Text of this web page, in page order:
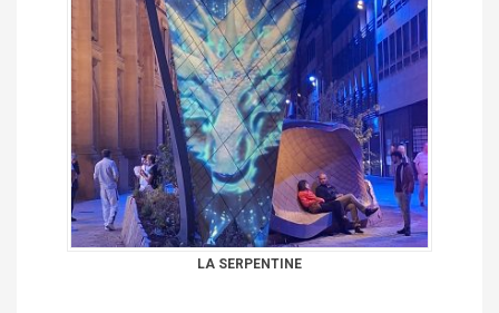
LA SERPENTINE